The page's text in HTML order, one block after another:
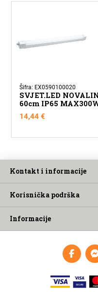
Šifra: EX0590100020
SVJET.LED
60cm IP65
14,44€
Kontakt i informacije
Korisnička podrška
Informacije